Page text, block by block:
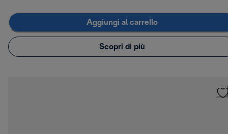
Aggiungi al carrello
Scopri di più